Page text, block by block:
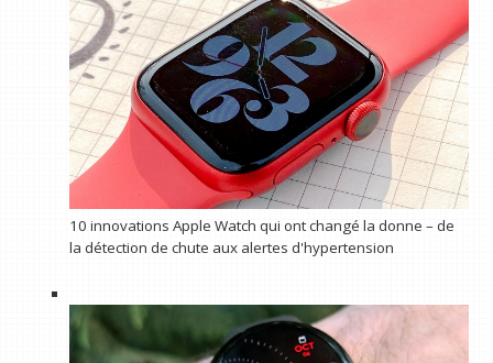
10 innovations Apple Watch qui ont changé la donne – de
la détection de chute aux alertes d'hypertension